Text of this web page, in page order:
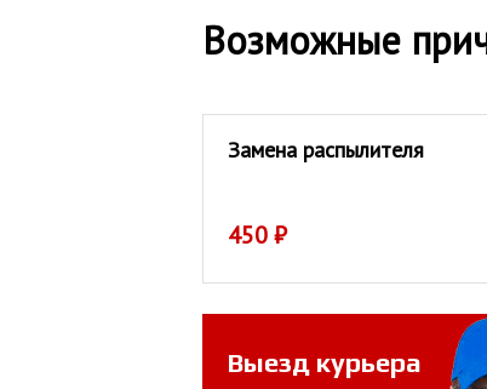
Возможные
Замена распылителя
450₽
Выезд курьера